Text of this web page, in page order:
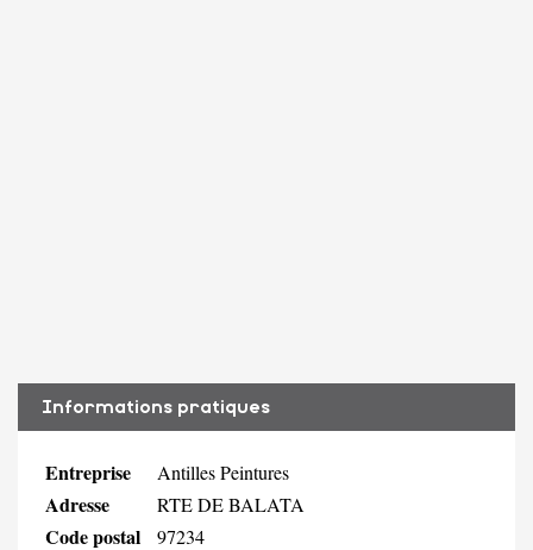
Informations pratiques
Entreprise Antilles Peintures
Adresse RTE DE BALATA
Code postal 97234